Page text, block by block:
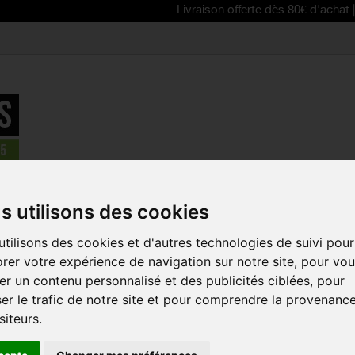
utilisons des cookies
des cookies et d'autres technologies de suivi pour
votre expérience de navigation sur notre site, pour
un contenu personnalisé et des publicités ciblées, pour
le trafic de notre site et pour comprendre la
Livraison offerte dès 80€ d'achat | Free
> Chaussettes vélo été ASSOS Mille GT
ASSOS
Référence :